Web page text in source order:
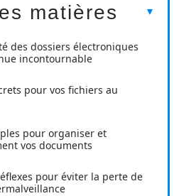
matières
des dossiers électroniques
incontournable
pour vos fichiers au
pour organiser et
vos documents
pour éviter la perte de